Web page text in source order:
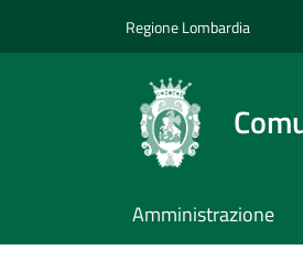
Regione Lombardia
Amministrazione